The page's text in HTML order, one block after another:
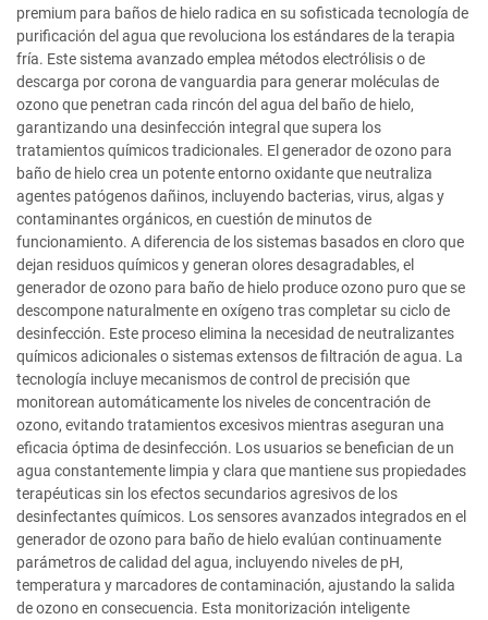
premium para baños de hielo radica en su sofisticada tecnología de
purificación del agua que revoluciona los estándares de la terapia
fría. Este sistema avanzado emplea métodos electrólisis o de
descarga por corona de vanguardia para generar moléculas de
ozono que penetran cada rincón del agua del baño de hielo,
garantizando una desinfección integral que supera los
tratamientos químicos tradicionales. El generador de ozono para
baño de hielo crea un potente entorno oxidante que neutraliza
agentes patógenos dañinos, incluyendo bacterias, virus, algas y
contaminantes orgánicos, en cuestión de minutos de
funcionamiento. A diferencia de los sistemas basados en cloro que
dejan residuos químicos y generan olores desagradables, el
generador de ozono para baño de hielo produce ozono puro que se
descompone naturalmente en oxígeno tras completar su ciclo de
desinfección. Este proceso elimina la necesidad de neutralizantes
químicos adicionales o sistemas extensos de filtración de agua. La
tecnología incluye mecanismos de control de precisión que
monitorean automáticamente los niveles de concentración de
ozono, evitando tratamientos excesivos mientras aseguran una
eficacia óptima de desinfección. Los usuarios se benefician de un
agua constantemente limpia y clara que mantiene sus propiedades
terapéuticas sin los efectos secundarios agresivos de los
desinfectantes químicos. Los sensores avanzados integrados en el
generador de ozono para baño de hielo evalúan continuamente
parámetros de calidad del agua, incluyendo niveles de pH,
temperatura y marcadores de contaminación, ajustando la salida
de ozono en consecuencia. Esta monitorización inteligente